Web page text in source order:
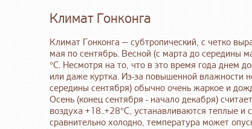
Климат Гонконга
Климат Гонконга — субтропический, с четко
мая по сентябрь. Весной (с марта до середины
°C. Несмотря на то, что в это время года днем
или даже куртка. Из-за повышенной влажности
середины сентября) обычно очень жаркое и
Осень (конец сентября - начало декабря)
воздуха +18..+28°С, устанавливаются теплые
сравнительно холодно, температура может